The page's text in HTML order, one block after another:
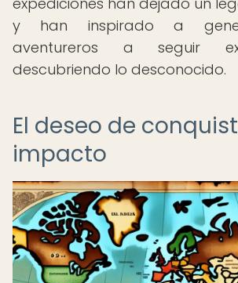
y han inspirado a
aventureros a seguir
descubriendo lo desconocido.
El deseo de
impacto